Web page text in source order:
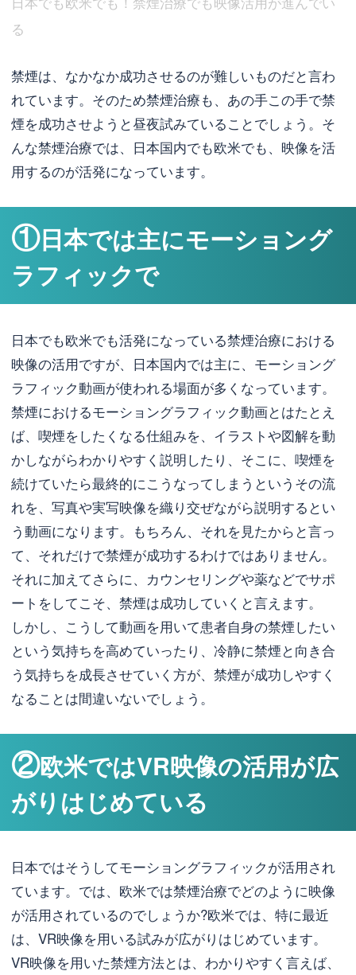
る
禁煙は、なかなか成功させるのが難しいものだと言わ
れています。そのため禁煙治療も、あの手この手で禁
煙を成功させようと昼夜試みていることでしょう。そ
んな禁煙治療では、日本国内でも欧米でも、映像を活
用するのが活発になっています。
①日本では主にモーショング
ラフィックで
日本でも欧米でも活発になっている禁煙治療における
映像の活用ですが、日本国内では主に、モーショング
ラフィック動画が使われる場面が多くなっています。
禁煙におけるモーショングラフィック動画とはたとえ
ば、喫煙をしたくなる仕組みを、イラストや図解を動
かしながらわかりやすく説明したり、そこに、喫煙を
続けていたら最終的にこうなってしまうというその流
れを、写真や実写映像を織り交ぜながら説明するとい
う動画になります。もちろん、それを見たからと言っ
て、それだけで禁煙が成功するわけではありません。
それに加えてさらに、カウンセリングや薬などでサポ
ートをしてこそ、禁煙は成功していくと言えます。
しかし、こうして動画を用いて患者自身の禁煙したい
という気持ちを高めていったり、冷静に禁煙と向き合
う気持ちを成長させていく方が、禁煙が成功しやすく
なることは間違いないでしょう。
②欧米ではVR映像の活用が広
がりはじめている
日本ではそうしてモーショングラフィックが活用され
ています。では、欧米では禁煙治療でどのように映像
が活用されているのでしょうか?欧米では、特に最近
は、VR映像を用いる試みが広がりはじめています。
VR映像を用いた禁煙方法とは、わかりやすく言えば、